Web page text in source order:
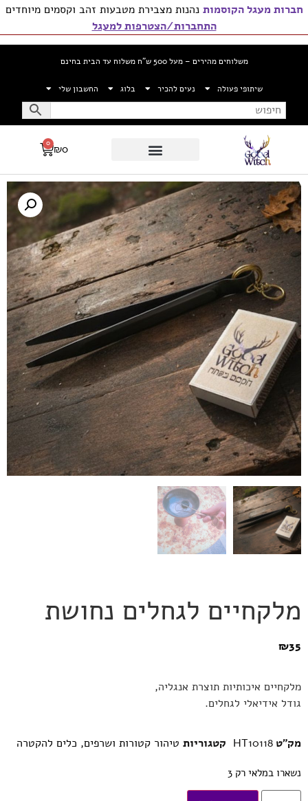
חברות מעגל הקוסמות נהנות מצבירת מטבעות זהב וקסמים מיוחדים
התחברות/הצטרפות למעגל
משלוחים מהירים – מעל 500 ש”ח משלוח עד הבית בחינם
שיתופי פעולה נעים להכיר בלוג החשבון שלי
₪0
0
מלקחיים לגחלים נחושת
₪35
מלקחיים איכותיות תוצרת אנגליה,
גודל אידיאלי לגחלים.
מק"ט HT10118 קטגוריות טיהור קטורות ושרפים, כלים להקטרה
נשארו במלאי רק 3